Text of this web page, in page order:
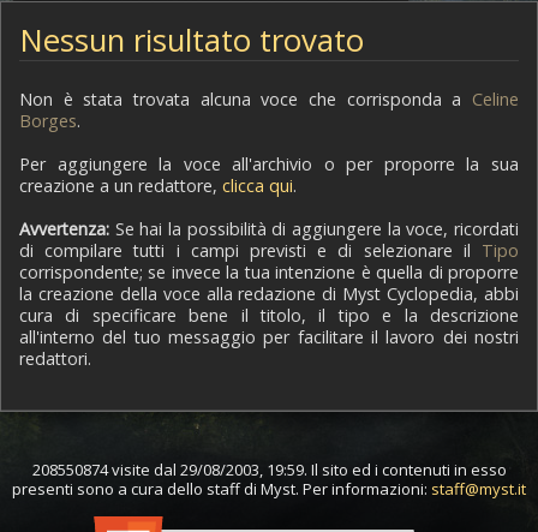
Nessun risultato trovato
Non è stata trovata alcuna voce che corrisponda a Celine
Borges.
Per aggiungere la voce all'archivio o per proporre la sua
creazione a un redattore, clicca qui.
Avvertenza: Se hai la possibilità di aggiungere la voce, ricordati
di compilare tutti i campi previsti e di selezionare il Tipo
corrispondente; se invece la tua intenzione è quella di proporre
la creazione della voce alla redazione di Myst Cyclopedia, abbi
cura di specificare bene il titolo, il tipo e la descrizione
all'interno del tuo messaggio per facilitare il lavoro dei nostri
redattori.
208550874 visite dal 29/08/2003, 19:59. Il sito ed i contenuti in esso
presenti sono a cura dello staff di Myst. Per informazioni: staff@myst.it